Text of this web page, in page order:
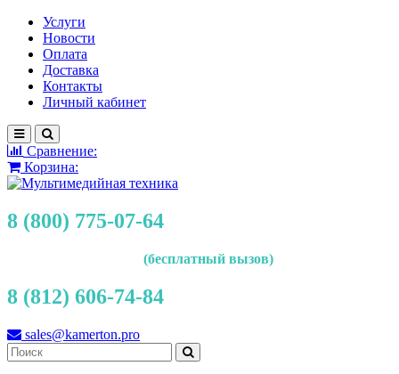
Услуги
Новости
Оплата
Доставка
Контакты
Личный кабинет
Сравнение:
Корзина:
8 (800) 775-07-64
(бесплатный вызов)
8 (812) 606-74-84
sales@kamerton.pro